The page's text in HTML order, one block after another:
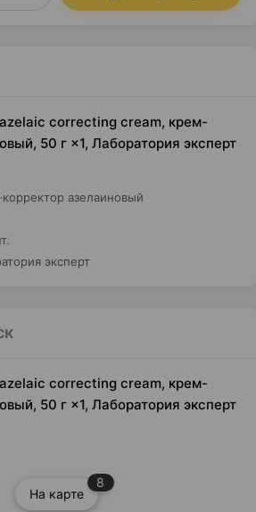
correcting cream, крем-
50 г ×1, Лаборатория эксперт
азелаиновый
эксперт
correcting cream, крем-
50 г ×1, Лаборатория эксперт
На карте
8